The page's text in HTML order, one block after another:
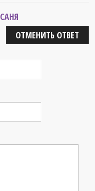
САНЯ
ОТМЕНИТЬ ОТВЕТ